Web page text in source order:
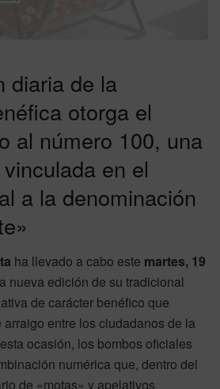
diaria de la
otorga el
al número 100, una
en el
a la denominación
ha llevado a cabo este martes, 19
nueva edición de su tradicional
de carácter benéfico que
entre los ciudadanos de la
ocasión, los bombos oficiales
numérica que, dentro del
de «motas» y apelativos